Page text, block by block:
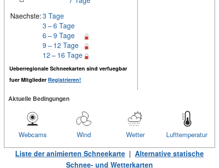
Naechste:3 Tage
3 – 6 Tage
6 – 9 Tage
9 – 12 Tage
12 – 16 Tage
Ueberregionale Schneekarten sind verfuegbar
fuer Mitglieder Registrieren!
Aktuelle Bedingungen
Lufttemperatur
Wetter
Wind
Webcams
Liste der animierten Schneekarte | Alternative statische
Schnee- und Wetterkarten